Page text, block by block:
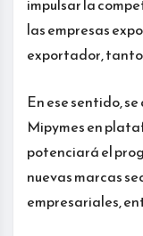
impulsar la
las empresas
exportador, tanto
En ese sentido,
Mipymes en
potenciará el
nuevas marcas
empresariales,